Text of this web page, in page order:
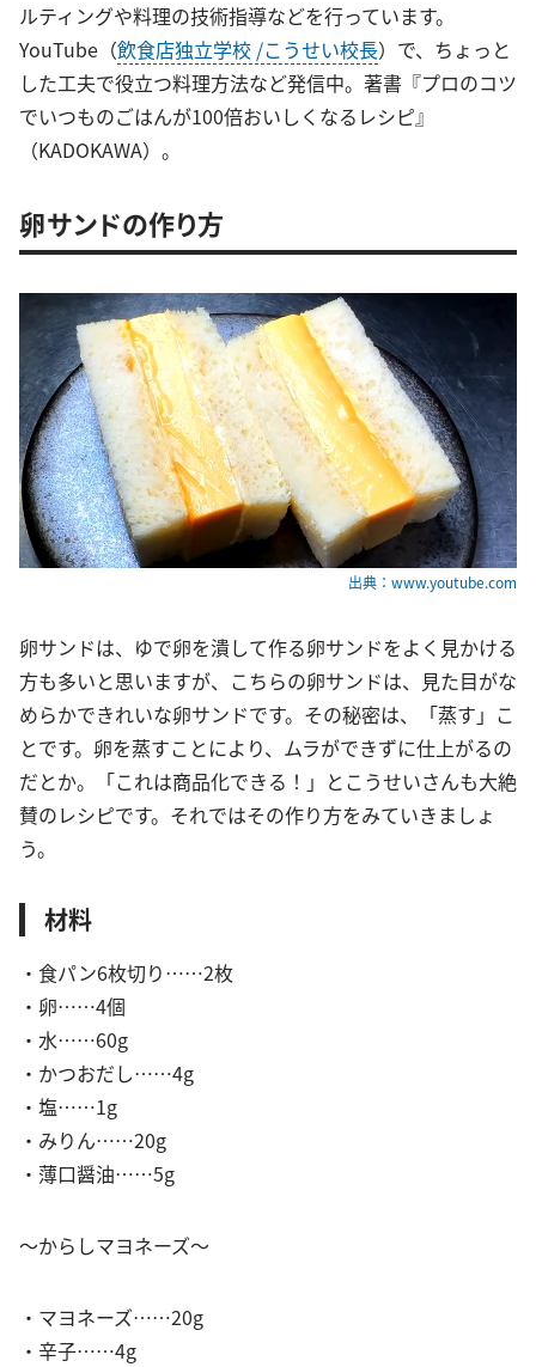
ルティングや料理の技術指導などを行っています。
YouTube（飲食店独立学校 /こうせい校長）で、ちょっと
した工夫で役立つ料理方法など発信中。著書『プロのコツ
でいつものごはんが100倍おいしくなるレシピ』
（KADOKAWA）。
卵サンドの作り方
出典：www.youtube.com
卵サンドは、ゆで卵を潰して作る卵サンドをよく見かける
方も多いと思いますが、こちらの卵サンドは、見た目がな
めらかできれいな卵サンドです。その秘密は、「蒸す」こ
とです。卵を蒸すことにより、ムラができずに仕上がるの
だとか。「これは商品化できる！」とこうせいさんも大絶
賛のレシピです。それではその作り方をみていきましょ
う。
材料
・食パン6枚切り……2枚
・卵……4個
・水……60g
・かつおだし……4g
・塩……1g
・みりん……20g
・薄口醤油……5g
〜からしマヨネーズ〜
・マヨネーズ……20g
・辛子……4g